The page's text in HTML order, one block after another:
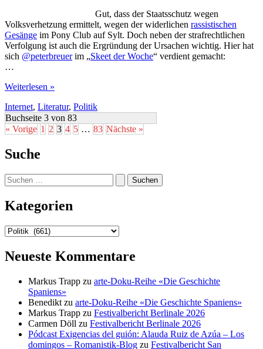
Gut, dass der Staatsschutz wegen
Volksverhetzung ermittelt, wegen der widerlichen rassistischen
Gesänge im Pony Club auf Sylt. Doch neben der strafrechtlichen
Verfolgung ist auch die Ergründung der Ursachen wichtig. Hier hat
sich @peterbreuerim „Skeet der Woche“ verdient gemacht:
…
Die
des
Rassismus
auf
Weiterlesen »
Internet, Literatur, Politik
Buchseite 3 von 83
« Vorige 1 2 3 4 5 … 83 Nächste »
Suche
Suchen
nach:
Kategorien
Kategorien
Neueste Kommentare
Markus Trapp zu arte-Doku-Reihe «Die Geschichte
Spaniens»
Benedikt zu arte-Doku-Reihe «Die Geschichte Spaniens»
Markus Trapp zu Festivalbericht Berlinale 2026
Carmen Döll zu Festivalbericht Berlinale 2026
Pódcast Exigencias del guión: Alauda Ruiz de Azúa – Los
domingos – Romanistik-Blog zu Festivalbericht San